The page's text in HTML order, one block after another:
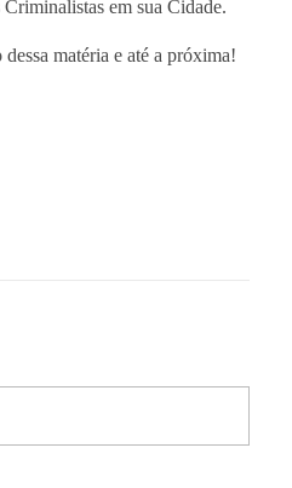
em sua Cidade.
matéria e até a próxima!